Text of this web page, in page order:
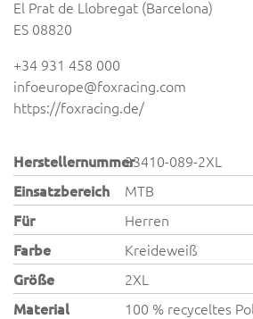
El Prat de Llobregat (Barcelona)
ES 08820
+34 931 458 000
infoeurope@foxracing.com
https://foxracing.de/
Herstellernummer33410-089-2XL
Einsatzbereich
MTB
Für
Herren
Farbe
Kreideweiß
Größe
2XL
Material
100 % recyceltes